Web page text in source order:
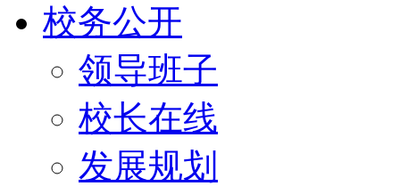
校务公开
领导班子
校长在线
发展规划